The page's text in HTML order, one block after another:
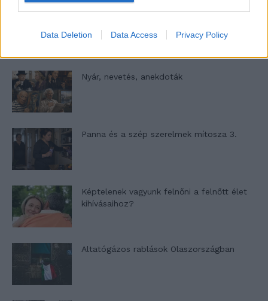
Data Deletion Data Access Privacy Policy
Nyár, nevetés, anekdoták
Panna és a szép szerelmek mítosza 3.
Képtelenek vagyunk felnőni a felnőtt élet
kihívásaihoz?
Altatógázos rablások Olaszországban